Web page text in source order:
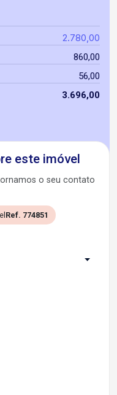
2.780,00
860,00
56,00
3.696,00
este imóvel
o seu contato
Ref. 774851